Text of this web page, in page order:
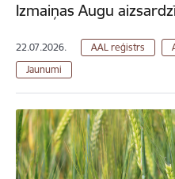
Izmaiņas Augu
22.07.2026. AAL reģistrs
Jaunumi